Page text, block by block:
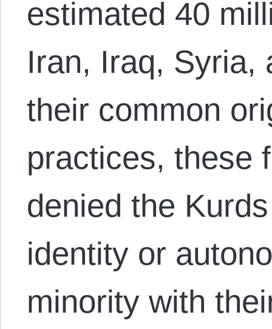
estimated 40
Iran, Iraq, Syria,
their common
practices, these
denied the
identity or
minority with